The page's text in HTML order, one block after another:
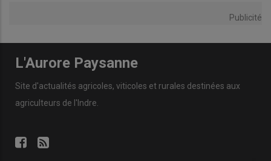
Publicité
L'Aurore Paysanne
Site d'actualités agricoles, viticoles et rurales destinées aux
agriculteurs de l'Indre.